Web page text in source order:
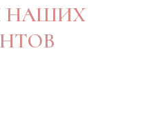
НАШИХ